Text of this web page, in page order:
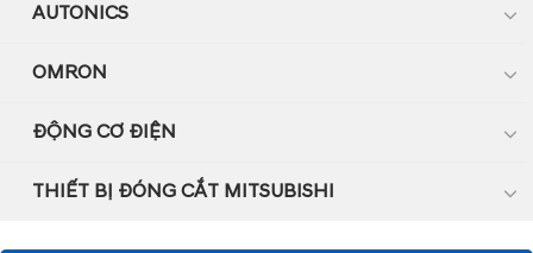
AUTONICS
OMRON
ĐỘNG CƠ ĐIỆN
THIẾT BỊ ĐÓNG CẮT MITSUBISHI